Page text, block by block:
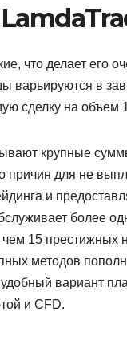
что делает его
варьируются в
сделку на
крупные
причин для не
и
более
15
методов
вариант
и CFD.